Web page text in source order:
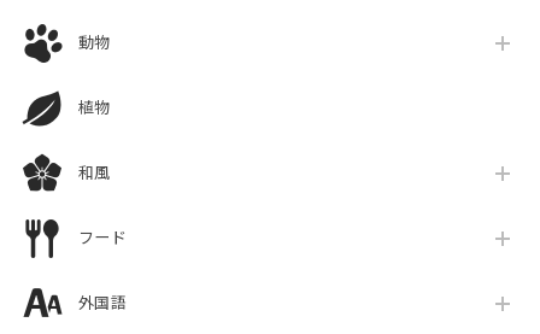
動物
植物
和風
フード
外国語